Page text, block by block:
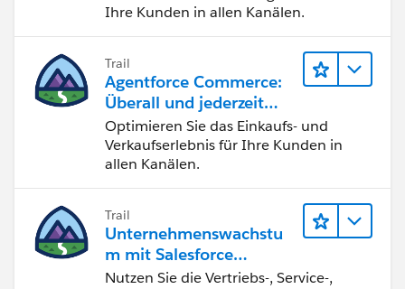
Ihre Kunden in allen Kanälen.
Trail
Agentforce Commerce:
Überall und jederzeit
verkaufen
Optimieren Sie das Einkaufs- und
Verkaufserlebnis für Ihre Kunden in
allen Kanälen.
Trail
Unternehmenswachstu
m mit Salesforce
Foundations
Nutzen Sie die Vertriebs-, Service-,